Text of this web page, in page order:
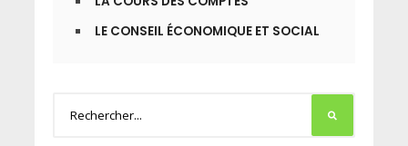
LE CONSEIL ÉCONOMIQUE ET SOCIAL